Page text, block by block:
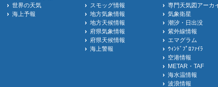
世界の天気
海上予報
スモッグ情報
地方気象情報
地方天候情報
府県気象情報
府県天候情報
海上警報
専門天気図アーカ
気象衛星
潮汐・日出没
紫外線情報
エマグラム
ｳｨﾝﾄﾞﾌﾟﾛﾌｧｲﾗ
空港情報
METAR・TAF
海水温情報
波浪情報